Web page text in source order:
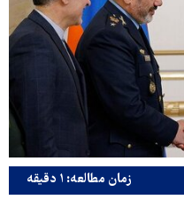
زمان مطالعه: ۱ دقیقه